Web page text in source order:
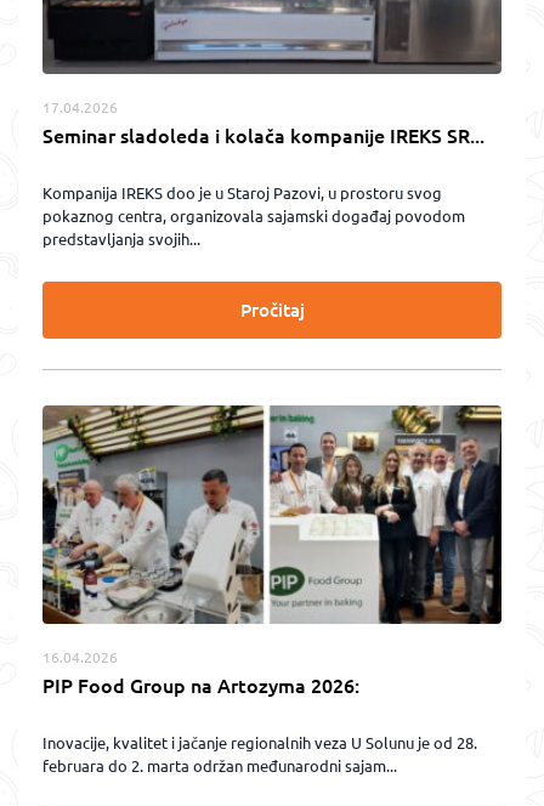
17.04.2026
Seminar sladoleda i kolača kompanije IREKS SR...
Kompanija IREKS doo je u Staroj Pazovi, u prostoru svog
pokaznog centra, organizovala sajamski događaj povodom
predstavljanja svojih...
Pročitaj
16.04.2026
PIP Food Group na Artozyma 2026:
Inovacije, kvalitet i jačanje regionalnih veza U Solunu je od 28.
februara do 2. marta održan međunarodni sajam...